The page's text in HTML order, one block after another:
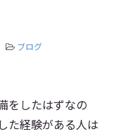
ブログ
をしたはずなの
た経験がある人は